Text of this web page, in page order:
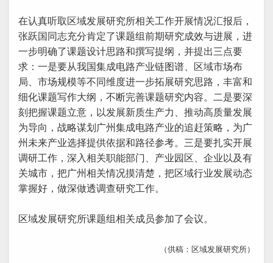
在认真听取区域发展研究所相关工作开展情况汇报后，
张跃国同志充分肯定了课题组前期研究成效与进展，进
一步明确了课题设计思路和撰写提纲，并提出三点要
求：一是要从我国集成电路产业链图谱、区域市场布
局、市场规模等不同维度进一步拓展研究思路，丰富和
细化课题写作大纲，不断完善课题研究内容。二是要深
刻把握课题立意，以发展新质生产力、推动高质量发展
为导向，战略谋划广州集成电路产业的追赶策略，为广
州未来产业选择提供依据和路径参考。三是要扎实开展
调研工作，深入相关职能部门、产业园区、企业以及有
关城市，把广州相关情况摸清楚，把区域行业发展动态
掌握好，做深做透调查研究工作。
区域发展研究所课题组相关成员参加了会议。
（供稿：区域发展研究所）